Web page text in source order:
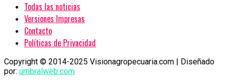
Todas las noticias
Versiones Impresas
Contacto
Políticas de Privacidad
Copyright © 2014-2025 Visionagropecuaria.com | Diseñado
por: umbralweb.com